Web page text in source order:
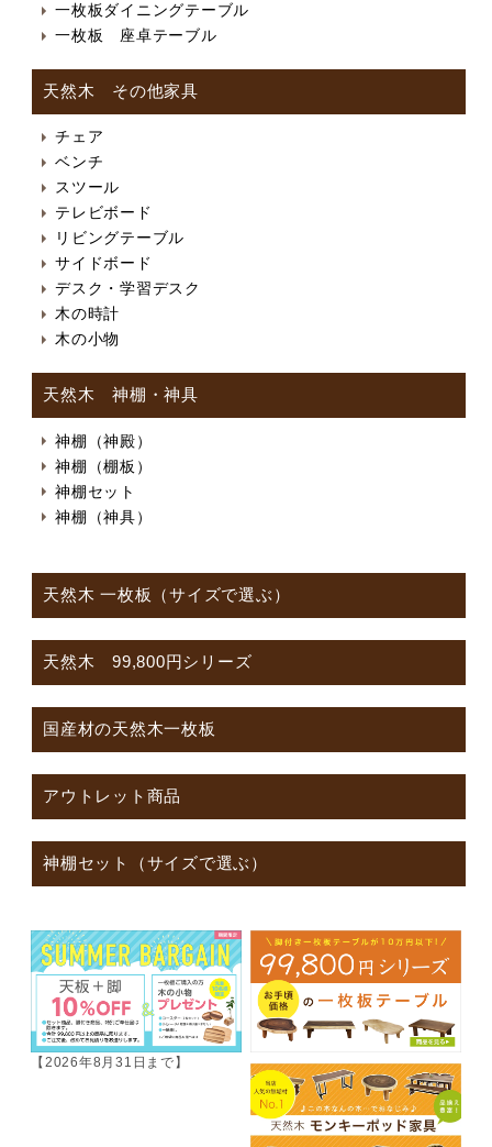
一枚板ダイニングテーブル
一枚板 座卓テーブル
天然木 その他家具
チェア
ベンチ
スツール
テレビボード
リビングテーブル
サイドボード
デスク・学習デスク
木の時計
木の小物
天然木 神棚・神具
神棚（神殿）
神棚（棚板）
神棚セット
神棚（神具）
天然木 一枚板（サイズで選ぶ）
天然木 99,800円シリーズ
国産材の天然木一枚板
アウトレット商品
神棚セット（サイズで選ぶ）
【2026年8月31日まで】